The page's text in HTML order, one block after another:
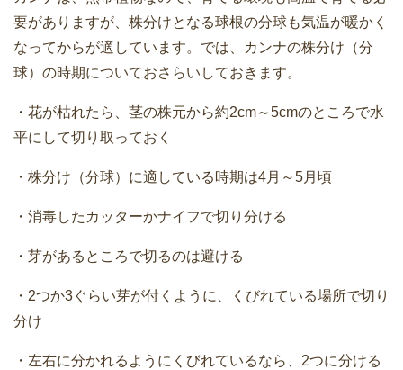
要がありますが、株分けとなる球根の分球も気温が暖かく
なってからが適しています。では、カンナの株分け（分
球）の時期についておさらいしておきます。
・花が枯れたら、茎の株元から約2cm～5cmのところで水
平にして切り取っておく
・株分け（分球）に適している時期は4月～5月頃
・消毒したカッターかナイフで切り分ける
・芽があるところで切るのは避ける
・2つか3ぐらい芽が付くように、くびれている場所で切り
分け
・左右に分かれるようにくびれているなら、2つに分ける